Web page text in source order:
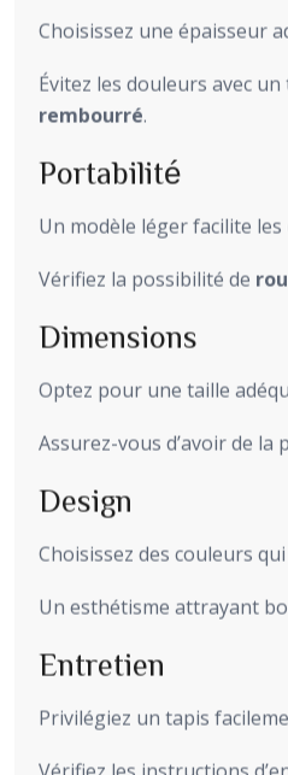
Choisissez une épaisseur
Évitez les douleurs avec
rembourré.
Portabilité
Un modèle léger facilite les
Vérifiez la possibilité de
Dimensions
Optez pour une taille
Assurez-vous d’avoir de la
Design
Choisissez des couleurs qui
Un esthétisme attrayant
Entretien
Privilégiez un tapis